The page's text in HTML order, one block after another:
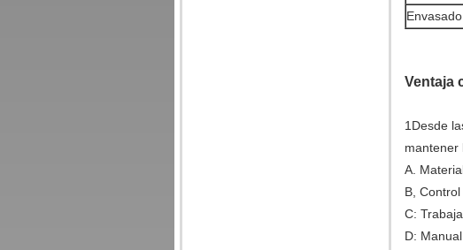
Envasado
Ventaja
1Desde
mantener
A.
B,
C:
D: